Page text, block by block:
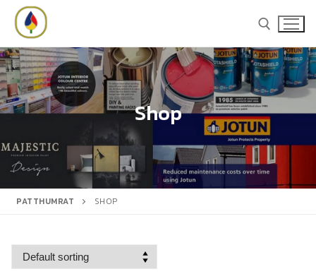
Skip
content
Search for:
Search
สินค้า
Shop
PATTHUMRAT SHOP